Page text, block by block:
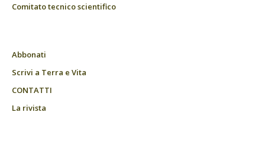
Comitato tecnico scientifico
Abbonati
Scrivi a Terra e Vita
CONTATTI
La rivista